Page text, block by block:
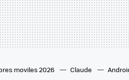
moviles 2026 Claude